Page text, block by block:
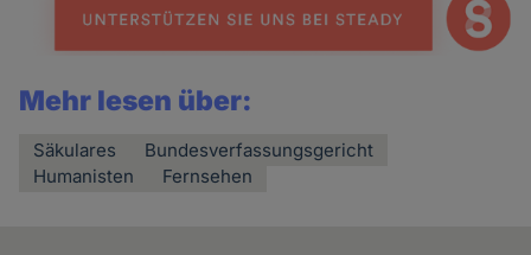
Mehr lesen über:
Säkulares
Bundesverfassungsgericht
Humanisten
Fernsehen